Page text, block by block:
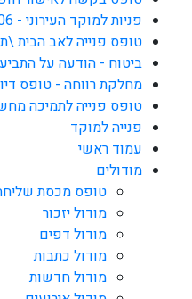
פניות למוקד העירוני - 106
טופס פנייה לאב הבית
ביטוח - הודעה על
מחלקת רווחה - טופס
טופס פנייה לתמיכה
פנייה למוקד
עמוד ראשי
מודולים
טופס מכסת
מודול יזכור
מודול דפים
מודול כתבות
מודול חדשות